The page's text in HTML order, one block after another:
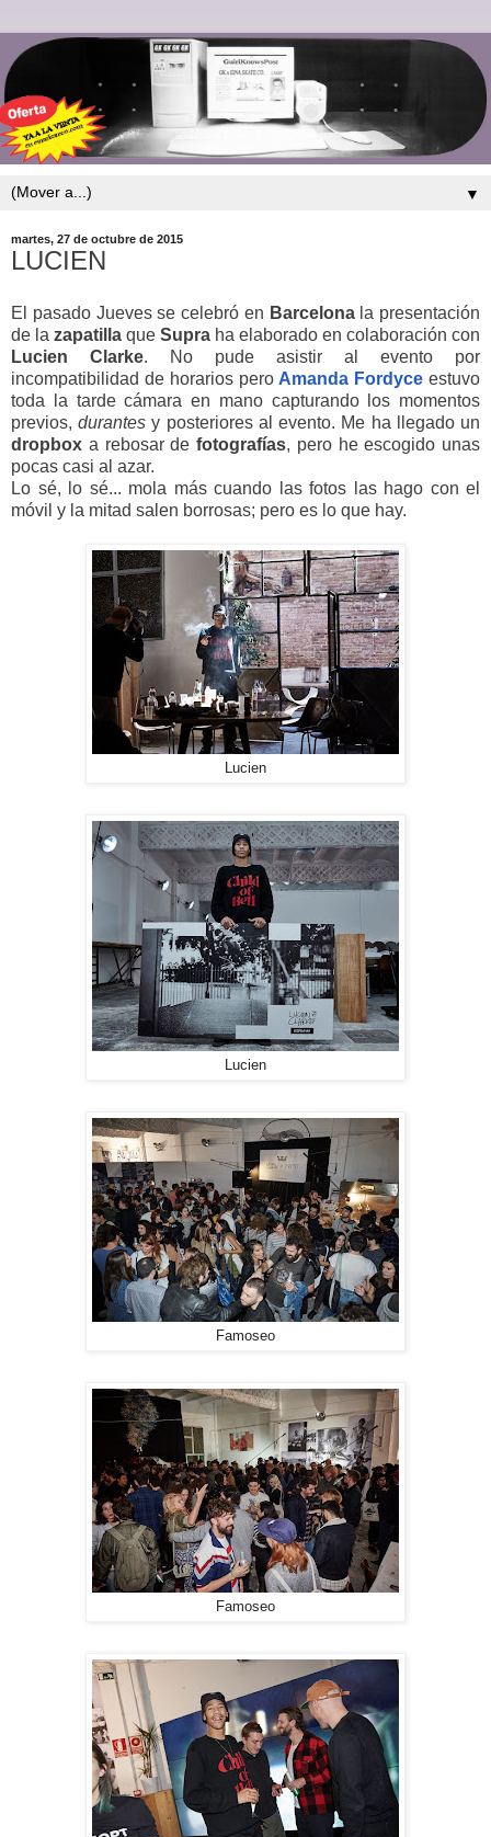
▼
martes, 27 de octubre de 2015
LUCIEN
El pasado Jueves se celebró en Barcelonala presentación
de la zapatilla que Supra ha elaborado en colaboración con
Lucien Clarke. No pude asistir al evento por
incompatibilidad de horarios pero Amanda Fordyce estuvo
toda la tarde cámara en mano capturando los momentos
previos,durantesy posteriores al evento. Me ha llegado un
dropbox a rebosar de fotografías, pero he escogido unas
pocas casi al azar.
Lo sé, lo sé... mola más cuando las fotos las hago con el
móvil y la mitad salen borrosas; pero es lo que hay.
Lucien
Lucien
Famoseo
Famoseo